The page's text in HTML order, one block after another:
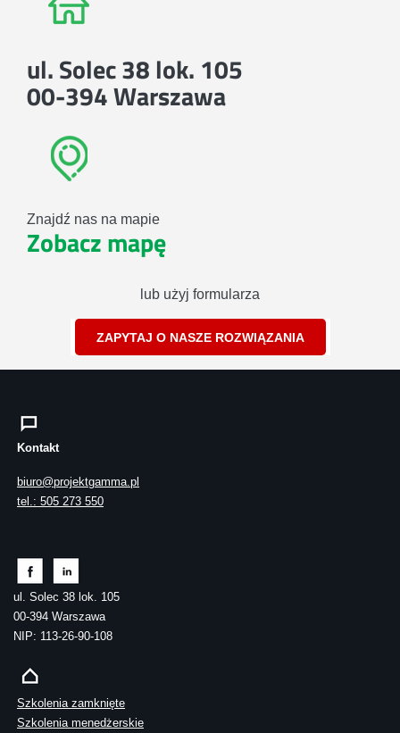
ul. Solec 38 lok. 105
00-394 Warszawa
Znajdź nas na mapie
Zobacz mapę
lub użyj formularza
ZAPYTAJ O NASZE ROZWIĄZANIA
Kontakt
biuro@projektgamma.pl
tel.: 505 273 550
ul. Solec 38 lok. 105
00-394 Warszawa
NIP: 113-26-90-108
Szkolenia zamknięte
Szkolenia menedżerskie